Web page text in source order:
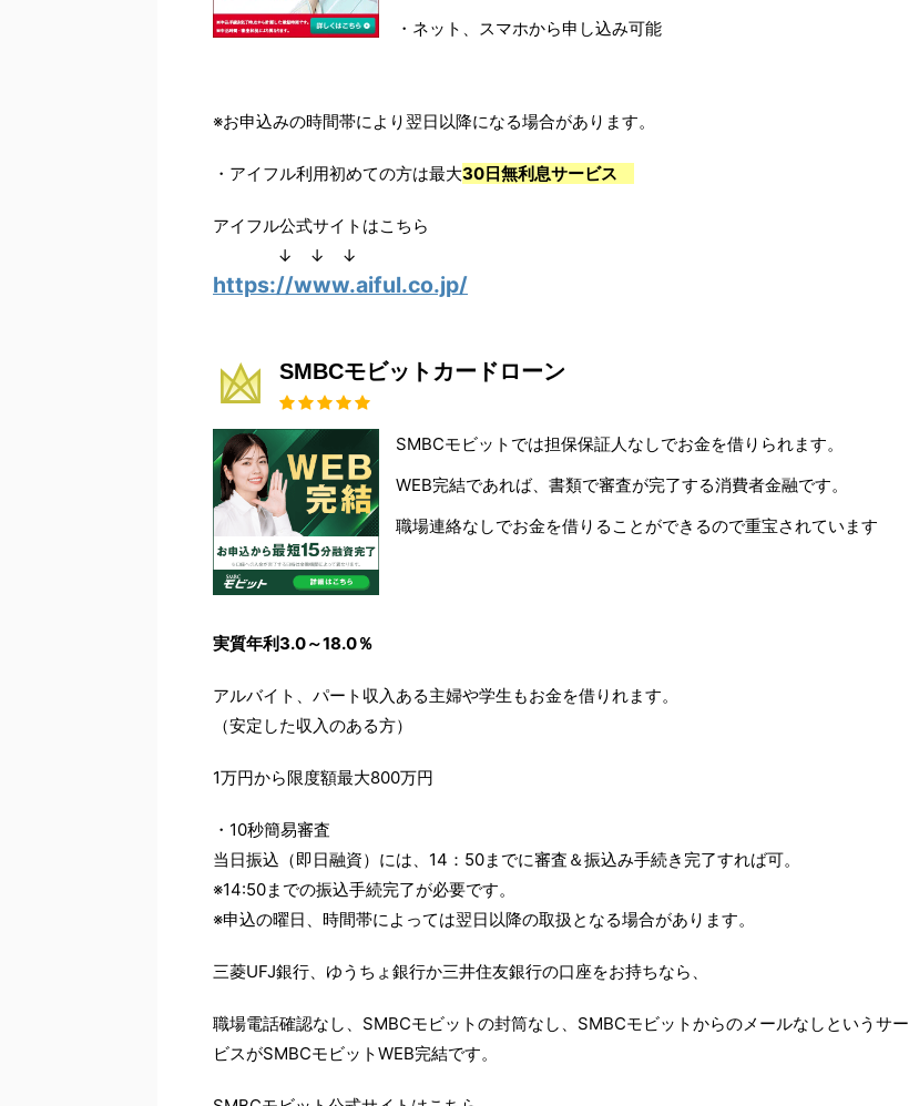
・ネット、スマホから申し込み可能
※お申込みの時間帯により翌日以降になる場合があります。
・アイフル利用初めての方は最大30日無利息サービス
アイフル公式サイトはこちら
↓ ↓ ↓
https://www.aiful.co.jp/
SMBCモビットカードローン
SMBCモビットでは担保保証人なしでお金を借りられます。
WEB完結であれば、書類で審査が完了する消費者金融です。
職場連絡なしでお金を借りることができるので重宝されています
実質年利3.0～18.0％
アルバイト、パート収入ある主婦や学生もお金を借りれます。
（安定した収入のある方）
1万円から限度額最大800万円
・10秒簡易審査
当日振込（即日融資）には、14：50までに審査＆振込み手続き完了すれば可。
※14:50までの振込手続完了が必要です。
※申込の曜日、時間帯によっては翌日以降の取扱となる場合があります。
三菱UFJ銀行、ゆうちょ銀行か三井住友銀行の口座をお持ちなら、
職場電話確認なし、SMBCモビットの封筒なし、SMBCモビットからのメールなしというサー
ビスがSMBCモビットWEB完結です。